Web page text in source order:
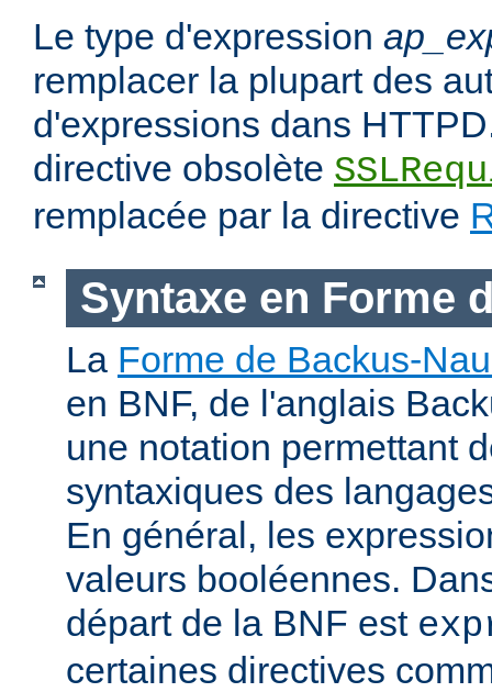
Le type d'expression
remplacer la plupart des
d'expressions dans
directive obsolète
remplacée par la directive
Syntaxe en Forme
La Forme de Backus-
en BNF, de l'anglais
une notation permettant
syntaxiques des
En général, les
valeurs booléennes.
départ de la BNF est
certaines directives